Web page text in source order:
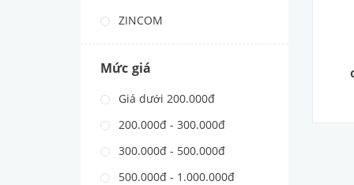
ZINCOM
Mức giá
Giá dưới 200.000đ
200.000đ - 300.000đ
300.000đ - 500.000đ
500.000đ - 1.000.000đ